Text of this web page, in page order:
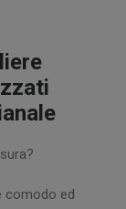
comodo ed